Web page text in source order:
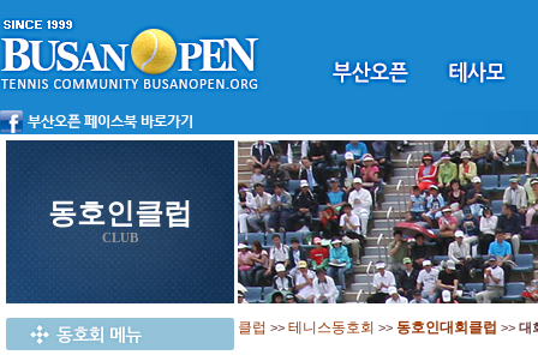
동호인클럽
CLUB
클럽 >> 테니스동호회 >> 동호인대회클럽 >> 대